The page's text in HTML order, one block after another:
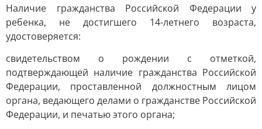
Наличие гражданства Российской Федерации у
ребенка, не достигшего 14-летнего возраста,
удостоверяется:
свидетельством о рождении с отметкой,
подтверждающей наличие гражданства Российской
Федерации, проставленной должностным лицом
органа, ведающего делами о гражданстве Российской
Федерации, и печатью этого органа;